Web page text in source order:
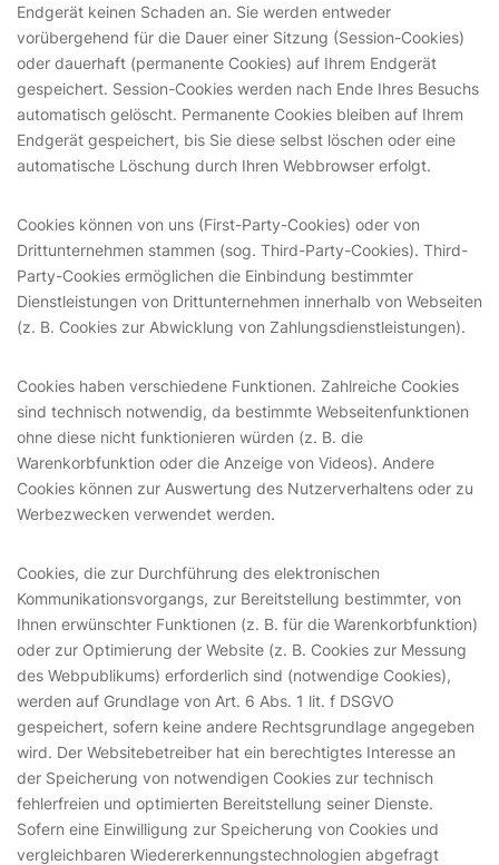
Endgerät keinen Schaden an. Sie werden entweder
vorübergehend für die Dauer einer Sitzung (Session-Cookies)
oder dauerhaft (permanente Cookies) auf Ihrem Endgerät
gespeichert. Session-Cookies werden nach Ende Ihres Besuchs
automatisch gelöscht. Permanente Cookies bleiben auf Ihrem
Endgerät gespeichert, bis Sie diese selbst löschen oder eine
automatische Löschung durch Ihren Webbrowser erfolgt.
Cookies können von uns (First-Party-Cookies) oder von
Drittunternehmen stammen (sog. Third-Party-Cookies). Third-
Party-Cookies ermöglichen die Einbindung bestimmter
Dienstleistungen von Drittunternehmen innerhalb von Webseiten
(z. B. Cookies zur Abwicklung von Zahlungsdienstleistungen).
Cookies haben verschiedene Funktionen. Zahlreiche Cookies
sind technisch notwendig, da bestimmte Webseitenfunktionen
ohne diese nicht funktionieren würden (z. B. die
Warenkorbfunktion oder die Anzeige von Videos). Andere
Cookies können zur Auswertung des Nutzerverhaltens oder zu
Werbezwecken verwendet werden.
Cookies, die zur Durchführung des elektronischen
Kommunikationsvorgangs, zur Bereitstellung bestimmter, von
Ihnen erwünschter Funktionen (z. B. für die Warenkorbfunktion)
oder zur Optimierung der Website (z. B. Cookies zur Messung
des Webpublikums) erforderlich sind (notwendige Cookies),
werden auf Grundlage von Art. 6 Abs. 1 lit. f DSGVO
gespeichert, sofern keine andere Rechtsgrundlage angegeben
wird. Der Websitebetreiber hat ein berechtigtes Interesse an
der Speicherung von notwendigen Cookies zur technisch
fehlerfreien und optimierten Bereitstellung seiner Dienste.
Sofern eine Einwilligung zur Speicherung von Cookies und
vergleichbaren Wiedererkennungstechnologien abgefragt